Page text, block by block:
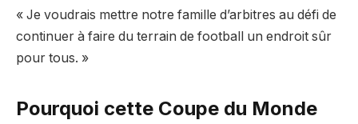
« Je voudrais mettre notre famille d’arbitres au défi de
continuer à faire du terrain de football un endroit sûr
pour tous. »
Pourquoi cette Coupe du Monde